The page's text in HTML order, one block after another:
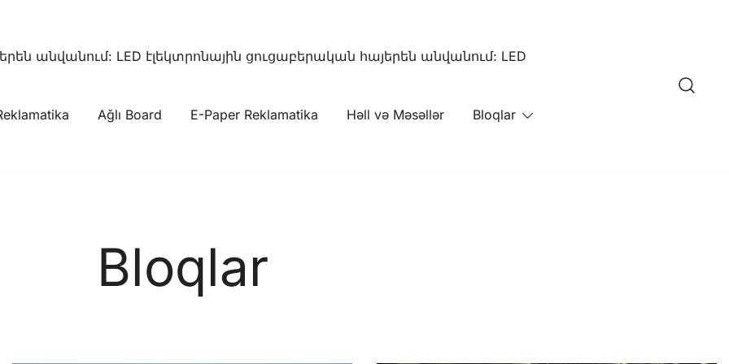
digital signages
անվանում: LED էլեկտրոնային ցուցաբերական հայերեն անվանում: LED
Ağlı Board E-Paper Reklamatika Həll və Məsəllər Bloqlar
Bloqlar